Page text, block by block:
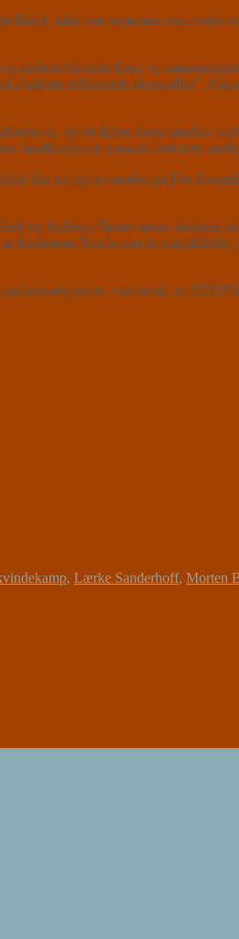
taler om orgasmen som vejen
undertrykkende figur, og
højeste uddannede skuespiller”,
og de følger hans mindste
landflygtig og mentalt forstyrret
den trygge tilværelse på Det
og Aalborg Teater sætter datidens
Reich som en magtliderlig
på bagvæggen er i sort/hvid, og
, Lærke Sanderhoff, Morten